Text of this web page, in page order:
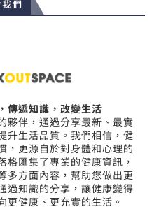
們
傳遞知識，改變生活
夥伴，通過分享最新、最實
升生活品質。我們相信，健
，更源自於對身體和心理的
格匯集了專業的健康資訊，
多方面內容，幫助您做出更
過知識的分享，讓健康變得
更健康、更充實的生活。